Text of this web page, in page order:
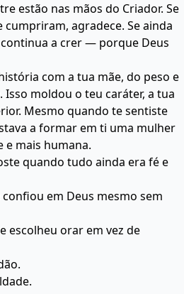
estão nas mãos do Criador. Se
cumpriram, agradece. Se ainda
a crer — porque Deus
com a tua mãe, do peso e
moldou o teu caráter, a tua
Mesmo quando te sentiste
a formar em ti uma mulher
e mais humana.
quando tudo ainda era fé e
em Deus mesmo sem
escolheu orar em vez de